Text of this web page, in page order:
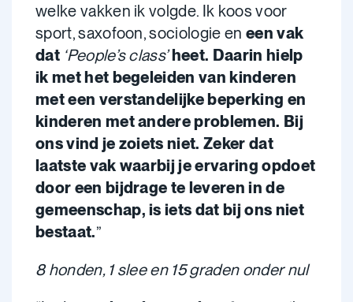
welke vakken ik volgde. Ik koos voor
sport, saxofoon, sociologie en een vak
dat ‘People’s class’heet. Daarin hielp
ik met het begeleiden van kinderen
met een verstandelijke beperking en
kinderen met andere problemen. Bij
ons vind je zoiets niet. Zeker dat
laatste vak waarbij je ervaring opdoet
door een bijdrage te leveren in de
gemeenschap, is iets dat bij ons niet
bestaat.”
8 honden, 1 slee en 15 graden onder nul